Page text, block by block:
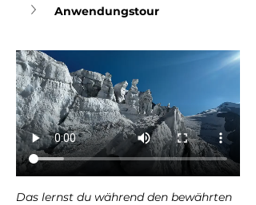
Anwendungstour
Das lernst du während den bewährten